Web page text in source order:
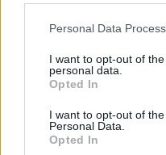
Please note that this
not limited to your visit or
grant or deny consent to
use your data for below
consent section.
Personal Data
I want to opt-out of
personal data.
Opted In
I want to opt-out of
Personal Data.
Opted In
élén állókat. Az ötödik
akinek a neve szintén
becsülhető a vagyona.
már a listán, azonban
szintén a One
ki lesz még az, akiről
áruljuk el, hogy mikor.